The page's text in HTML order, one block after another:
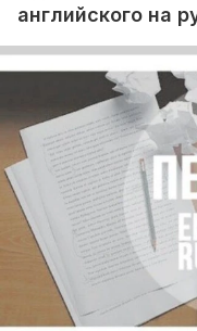
английского на